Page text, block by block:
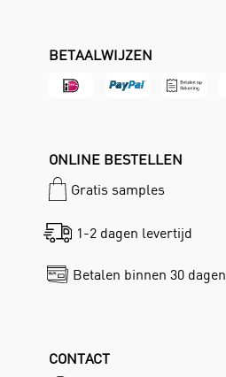
BETAALWIJZEN
ONLINE BESTELLEN
Gratis samples
1-2 dagen levertijd
Betalen binnen 30 dagen
CONTACT